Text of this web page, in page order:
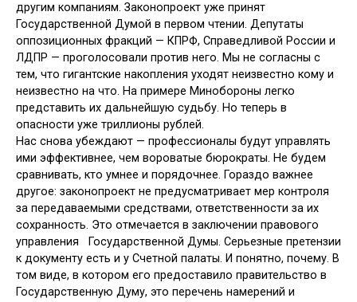
другим компаниям. Законопроект уже принят
Государственной Думой в первом чтении. Депутаты
оппозици­онных фракций — КПРФ, Справедли­вой России и
ЛДПР — проголосовали против него. Мы не согласны с
тем, что гигантские накопления уходят не­известно кому и
неизвестно на что. На примере Минобороны легко
предста­вить их дальнейшую судьбу. Но теперь в
опасности уже триллионы рублей.
Нас снова убеждают — профессио­налы будут управлять
ими эффектив­нее, чем вороватые бюрократы. Не будем
сравнивать, кто умнее и поря­дочнее. Гораздо важнее
другое: законопроект не предусматривает мер кон­троля
за передаваемыми средствами, ответственности за их
сохранность. Это отмечается в заключении право­вого
управления Государственной Думы. Серьезные претензии
к доку­менту есть и у Счетной палаты. И понятно, почему. В
том виде, в котором его предоставило правительство в
Государственную Думу, это перечень на­мерений и